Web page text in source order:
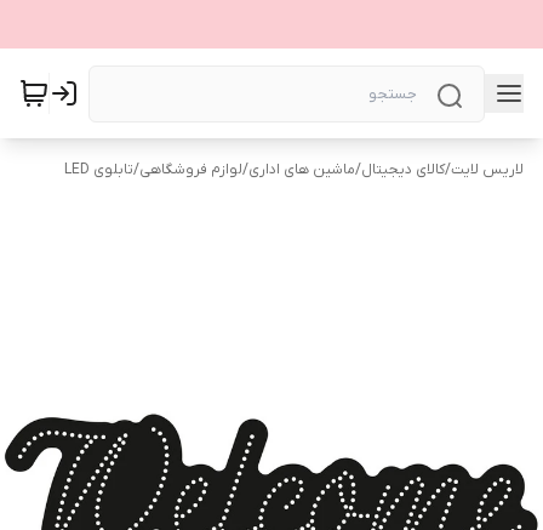
لاریس لایت/کالای دیجیتال/ماشین های اداری/لوازم فروشگاهی/تابلوی LED